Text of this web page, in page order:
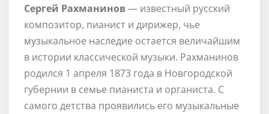
Сергей Рахманинов— известный русский
композитор, пианист и дирижер, чье
музыкальное наследие остается величайшим
в истории классической музыки. Рахманинов
родился 1 апреля 1873 года в Новгородской
губернии в семье пианиста и органиста. С
самого детства проявились его музыкальные